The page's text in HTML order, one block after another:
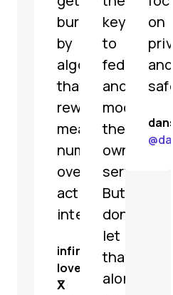
buried
by
algorithms
that
reward
meaningless
numbers
over
actual
interaction.
infinite
love
ⴳ
keys
to
federate
and
moderate
their
own
servers.
But
don't
let
that
alone
on
and
@